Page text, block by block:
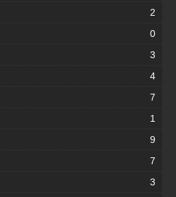
2
0
3
4
7
1
9
7
3